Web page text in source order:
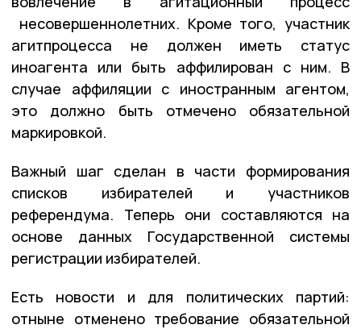
несовершеннолетних. Кроме того, участник
агитпроцесса не должен иметь статус
иноагента или быть аффилирован с ним. В
случае аффиляции с иностранным агентом,
это должно быть отмечено обязательной
маркировкой.
Важный шаг сделан в части формирования
списков избирателей и участников
референдума. Теперь они составляются на
основе данных Государственной системы
регистрации избирателей.
Есть новости и для политических партий:
отныне отменено требование обязательной